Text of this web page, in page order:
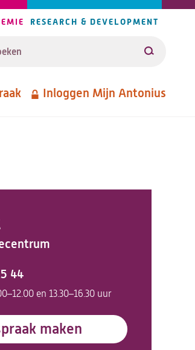
RESEARCH & DEVELOPMENT
Zoeken
Inloggen Mijn Antonius
44
en 13.30–16.30 uur
maken